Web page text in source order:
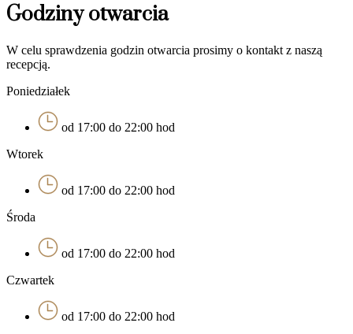
Godziny otwarcia
W celu sprawdzenia godzin otwarcia prosimy o kontakt z naszą
recepcją.
Poniedziałek
od 17:00 do 22:00 hod
Wtorek
od 17:00 do 22:00 hod
Środa
od 17:00 do 22:00 hod
Czwartek
od 17:00 do 22:00 hod